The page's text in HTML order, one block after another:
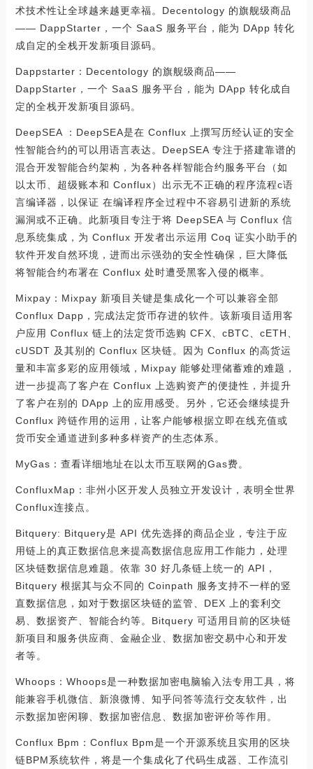
术技术性让全球越来越更幸福。Decentology 的旗舰级商品
—— DappStarter，一个 SaaS 服务平台，能为 DApp 转化
成自定的全栈开发新项目源码。
Dappstarter：Decentology 的旗舰级商品——
DappStarter，一个 SaaS 服务平台，能为 DApp 转化成自
定的全栈开发新项目源码。
DeepSEA ：DeepSEA是在 Conflux 上撰写历经认证的安全
性智能合约的可以用语言表达。DeepSEA 专注于搭建靠谱的
混合开发智能合约架构，为各种各样智能合约服务平台（如
以太币、超级账本和 Conflux）出示无不正确的程序流程c语
言编译器，以保证 在编译程序全过程中不容易引进新的系统
漏洞或不正确。此新项目专注于将 DeepSEA 与 Conflux 信
息系统集成，为 Conflux 开发者出示运用 Coq 证实小助手的
软件开发自然环境，进而出示强劲的安全性确保，巨大降低
将智能合约布署在 Conflux 处时遭受黑客入侵的概率。
Mixpay：Mixpay 新项目关键是集成化一个可以兼容全部
Conflux Dapp，完成法定货币存进的软件。该新项目适用客
户应用 Conflux 链上的法定货币选购 CFX、cBTC、cETH、
cUSDT 及其别的 Conflux 区块链。因为 Conflux 的高货运
量和丰富多彩的应用领域，Mixpay 能够处理储蓄难的难题，
进一步提高了客户在 Conflux 上选购资产的便捷性，并提升
了客户在别的 DApp 上的应用感受。另外，它还会继续提升
Conflux 跨链作用的运用，让客户能够根据立即在线充值或
货币安全通道进到多种多样资产的生态体系。
MyGas：查看详细地址在以太币互联网的Gas费。
ConfluxMap：非州小区开发人员独立开发设计，表明全世界
Conflux连接点。
Bitquery: Bitquery是 API 优先选择的商品企业，专注于应
用链上的真正数据信息来提高数据信息应用工作能力，处理
区块链数据信息难题。依靠 30 好几条链上统一的 API，
Bitquery 根据其与众不同的 Coinpath 服务支持不一样的竖
直数据信息，如对于数据区块链的监管、DEX 上的套利交
易、数据资产、智能合约等。Bitquery 可适用目前的区块链
新项目和服务供应商、金融企业、数据加密交易中心和开发
者等。
Whoops：Whoops是一种数据加密电脑输入法专用工具，将
能兼容手机微信、新浪微博、知乎问答等流行交友软件，出
示数据加密闲聊、数据加密信息、数据加密评价等作用。
Conflux Bpm：Conflux Bpm是一个开源系统且实用的区块
链BPM系统软件，将是一个集成化了代码生成器、工作流引